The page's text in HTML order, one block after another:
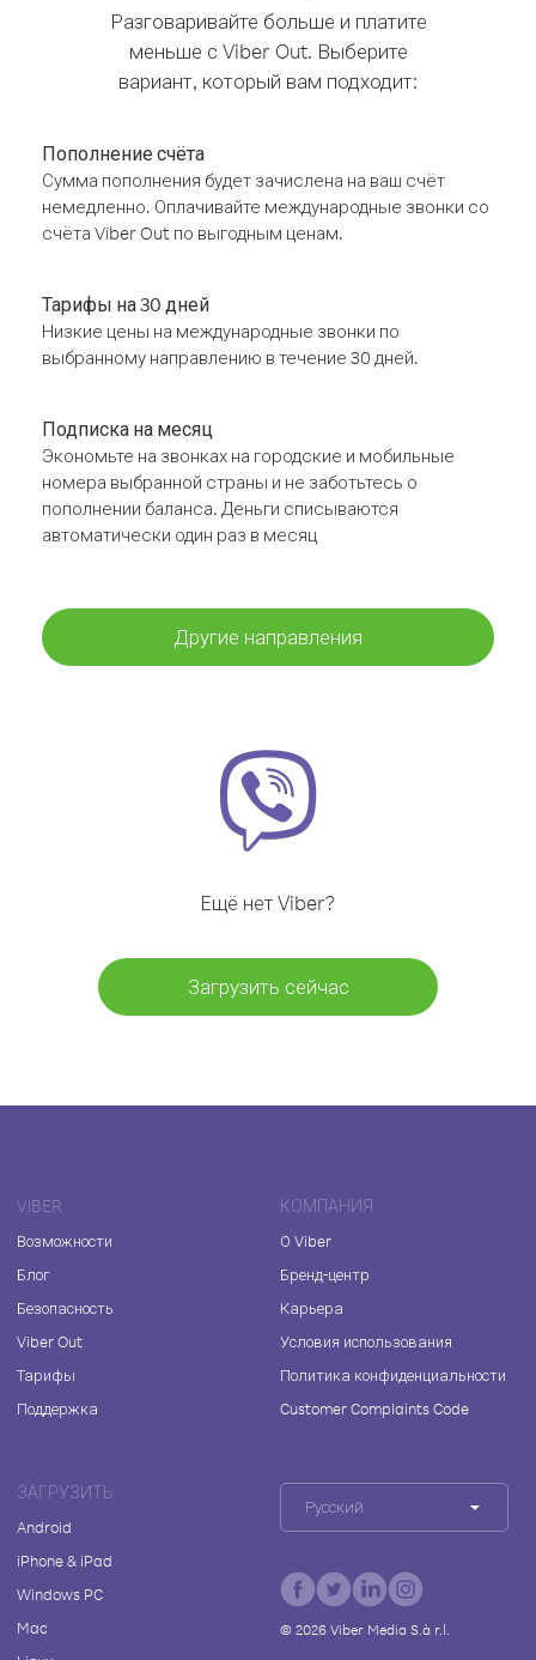
Разговаривайте больше и платите
меньше с Viber Out. Выберите
вариант, который вам подходит:
Пополнение счёта
Сумма пополнения будет зачислена на ваш счёт
немедленно. Оплачивайте международные звонки со
счёта Viber Out по выгодным ценам.
Тарифы на 30 дней
Низкие цены на международные звонки по
выбранному направлению в течение 30 дней.
Подписка на месяц
Экономьте на звонках на городские и мобильные
номера выбранной страны и не заботьтесь о
пополнении баланса. Деньги списываются
автоматически один раз в месяц
Другие направления
Ещё нет Viber?
Загрузить сейчас
VIBER
Возможности
Блог
Безопасность
Viber Out
Тарифы
Поддержка
КОМПАНИЯ
О Viber
Бренд-центр
Карьера
Условия использования
Политика конфиденциальности
Customer Complaints Code
ЗАГРУЗИТЬ
Android
iPhone & iPad
Windows PC
Mac
Русский
© 2026Viber Media S.à r.l.